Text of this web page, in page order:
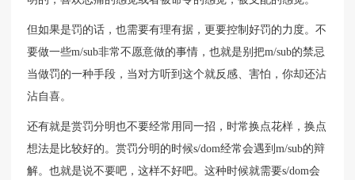
但如果是罚的话，也需要有理有据，更要控制好罚的力度。不
要做一些m/sub非常不愿意做的事情，也就是别把m/sub的禁忌
当做罚的一种手段，当对方听到这个就反感、害怕，你却还沾
沾自喜。
还有就是赏罚分明也不要经常用同一招，时常换点花样，换点
想法是比较好的。赏罚分明的时候s/dom经常会遇到m/sub的辩
解。也就是说不要吧，这样不好吧。这种时候就需要s/dom会